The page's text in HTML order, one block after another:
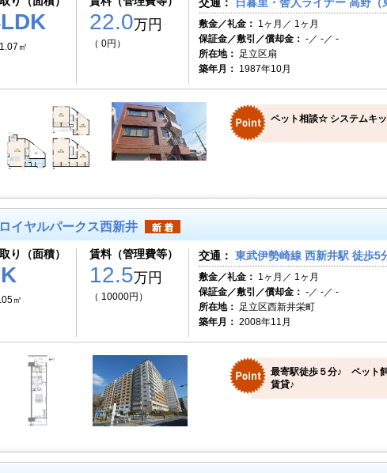
㎡
22.0万円
（ 0円）
敷金／礼金： 1ヶ月／ 1ヶ月
保証金／敷引／償却金： -／ -／ -
所在地： 足立区扇
築年月： 1987年10月
ペット相談☆ システムキ
イヤルパークス西新井
り（面積）
㎡
賃料（管理費等）
12.5万円
（ 10000円）
交通： 東武伊勢崎線 西新井駅 徒歩5
敷金／礼金： 1ヶ月／ 1ヶ月
保証金／敷引／償却金： -／ -／ -
所在地： 足立区西新井栄町
築年月： 2008年11月
最寄駅徒歩５分♪ ペット
賃貸♪